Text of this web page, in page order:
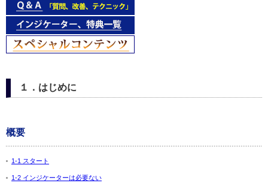
１．はじめに
概要
1-1 スタート
1-2 インジケーターは必要ない